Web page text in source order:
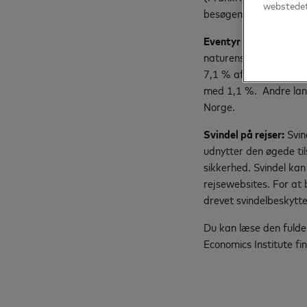
besøgende med
Eventyr i Norden
naturens skønhed i
7,1 % af det
med 1,1 %. Andre
Norge.
Svindel på rejser:
udnytter den øgede
sikkerhed. Svindel
rejsewebsites. For at
drevet
Du kan læse den
Economics Institute